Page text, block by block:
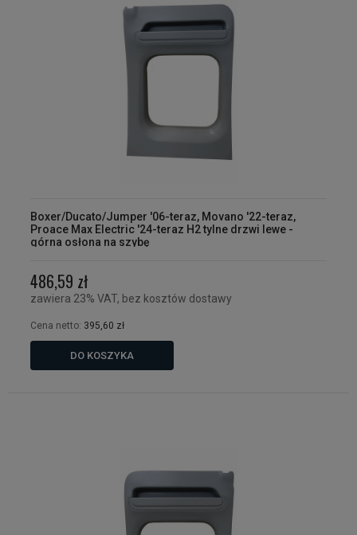
Boxer/Ducato/Jumper '06-teraz, Movano '22-teraz,
Proace Max Electric '24-teraz H2 tylne drzwi lewe -
górna osłona na szybę
486,59 zł
zawiera 23% VAT, bez kosztów dostawy
Cena netto: 395,60 zł
DO KOSZYKA